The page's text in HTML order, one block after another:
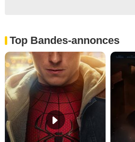
Top Bandes-annonces